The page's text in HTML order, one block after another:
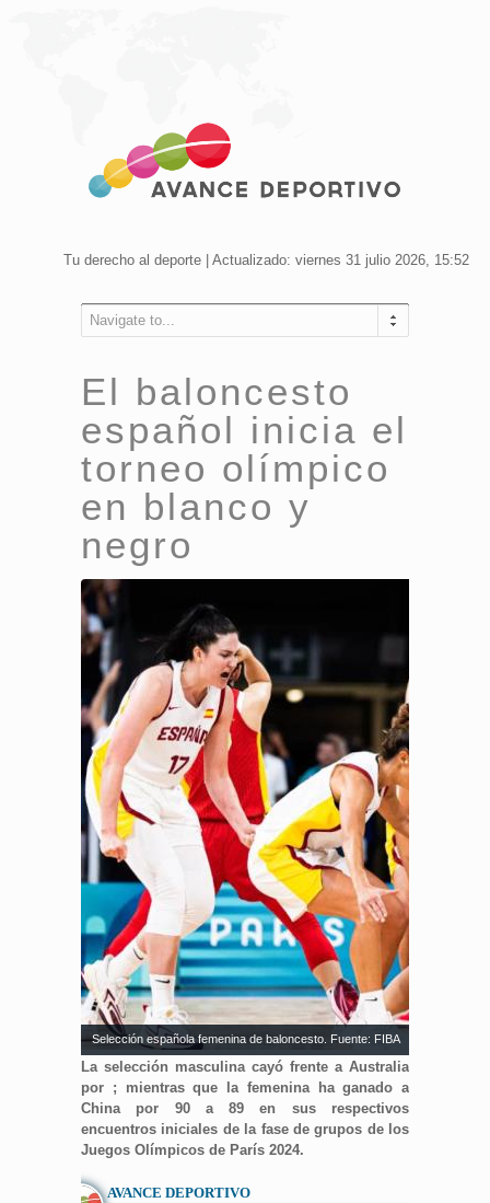
Tu derecho al deporte | Actualizado: viernes 31 julio 2026, 15:52
Navigate to...
El baloncesto
español inicia el
torneo olímpico
en blanco y
negro
Selección española femenina de baloncesto. Fuente: FIBA
La selección masculina cayó frente a Australia
por ; mientras que la femenina ha ganado a
China por 90 a 89 en sus respectivos
encuentros iniciales de la fase de grupos de los
Juegos Olímpicos de París 2024.
AVANCE DEPORTIVO